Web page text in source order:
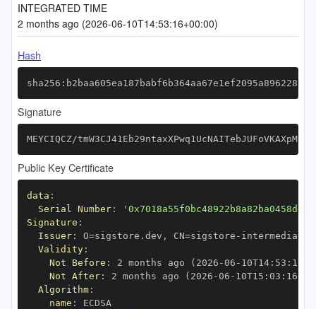
INTEGRATED TIME
2 months ago (2026-06-10T14:53:16+00:00)
Hash
Signature
MEYCIQCZ/
Public Key Certificate
data :
Serial Number:
Signature :
Issuer: O=sigstore.dev , CN=sigstore -
Validity:
Not Before : 2 months ago (2026 -06 - 10T14: 53 :
Not After: 2 months ago (2026 -06 - 10T15 : 03 : 16+00
Algorithm:
name :